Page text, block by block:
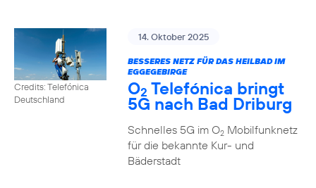
Credits: Telefónica
Deutschland
14. Oktober 2025
BESSERES NETZ FÜR DAS HEILBAD IM
EGGEGEBIRGE
O2 Telefónica bringt
5G nach Bad Driburg
Schnelles 5G im O2Mobilfunknetz
für die bekannte Kur- und
Bäderstadt